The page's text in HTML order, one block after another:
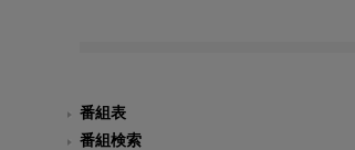
番組表
番組検索